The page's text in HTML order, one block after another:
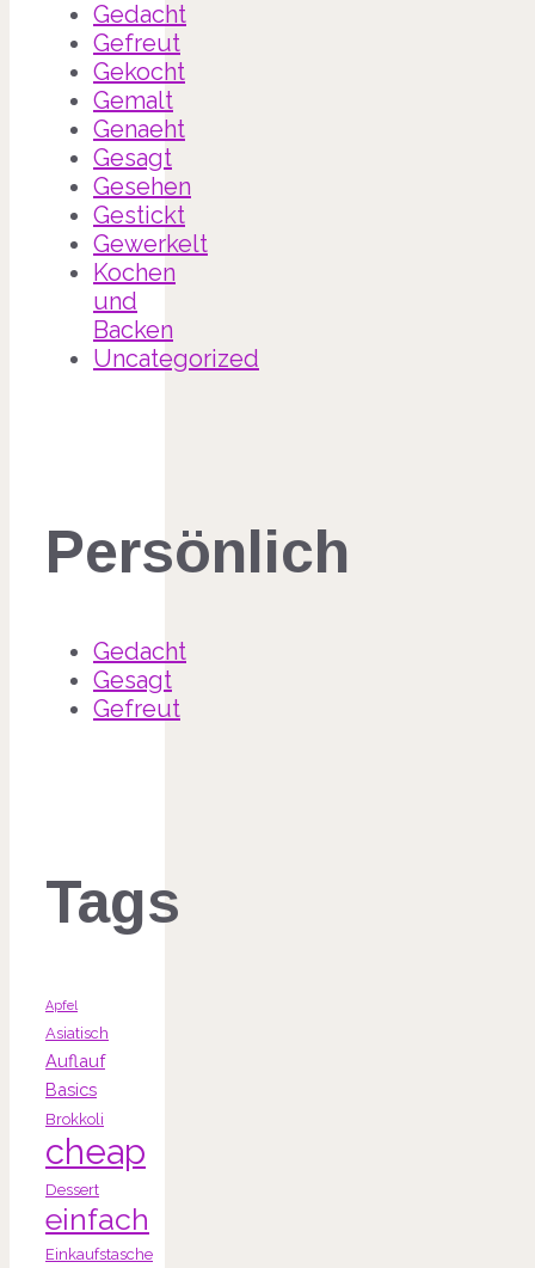
Gedacht
Gefreut
Gekocht
Gemalt
Genaeht
Gesagt
Gesehen
Gestickt
Gewerkelt
Kochen
und
Backen
Uncategorized
Persönlich
Gedacht
Gesagt
Gefreut
Tags
Apfel
Asiatisch
Auflauf
Basics
Brokkoli
cheap
Dessert
einfach
Einkaufstasche